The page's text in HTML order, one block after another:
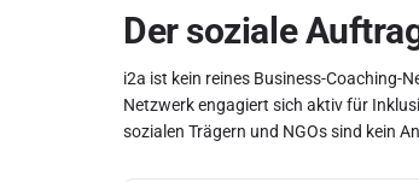
Der soziale
i2a ist kein reines Business-Coaching-
Netzwerk engagiert sich aktiv für
sozialen Trägern und NGOs sind kein